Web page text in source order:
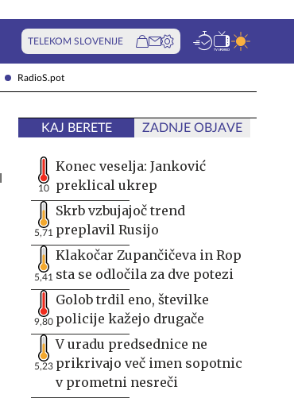
RadioS.pot
TELEKOM SLOVENIJE
KAJ BERETE ZADNJE OBJAVE
10
Konec veselja: Janković
preklical ukrep
5,71
Skrb vzbujajoč trend
preplavil Rusijo
5,41
Klakočar Zupančičeva in Rop
sta se odločila za dve potezi
9,80
Golob trdil eno, številke
policije kažejo drugače
5,23
V uradu predsednice ne
prikrivajo več imen sopotnic
v prometni nesreči